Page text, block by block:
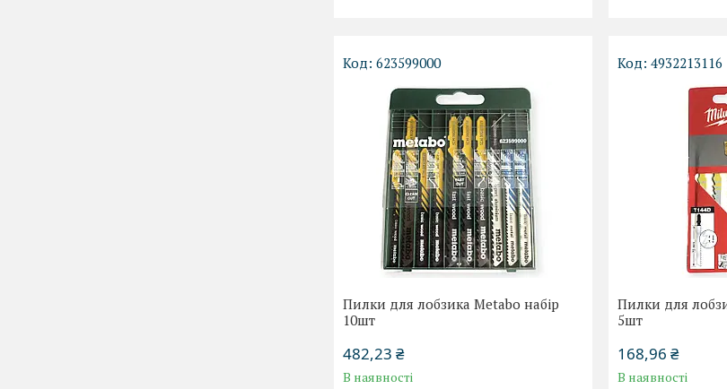
623599000
Пилки для лобзика Metabo набір
10шт
482,23 ₴
В наявності
4932213116
Пилки для
5шт
168,96 ₴
В наявності